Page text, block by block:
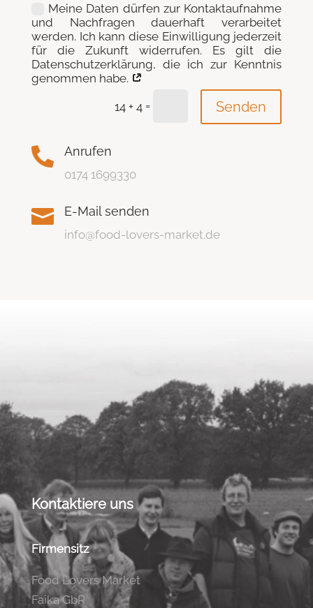
Meine Daten dürfen zur Kontaktaufnahme
und Nachfragen dauerhaft verarbeitet
werden. Ich kann diese Einwilligung jederzeit
für die Zukunft widerrufen. Es gilt die
Datenschutzerklärung, die ich zur Kenntnis
genommen habe.
14 + 4 = Senden
 Anrufen
0174 1699330
 E-Mail senden
info@food-lovers-market.de
Kontaktiere uns
Firmensitz
Food Lovers Market
Faika GbR